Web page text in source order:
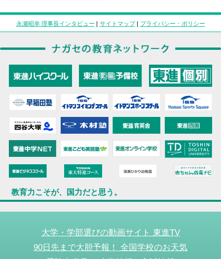
永瀬昭幸 理事長インタビュー | サイトマップ| プライバシー・ポリシー
教育力こそが、国力だと思う。
大学・学部選びの動画サイト 東進TV
90日先まで大胆予報！ 全国学校のお天気